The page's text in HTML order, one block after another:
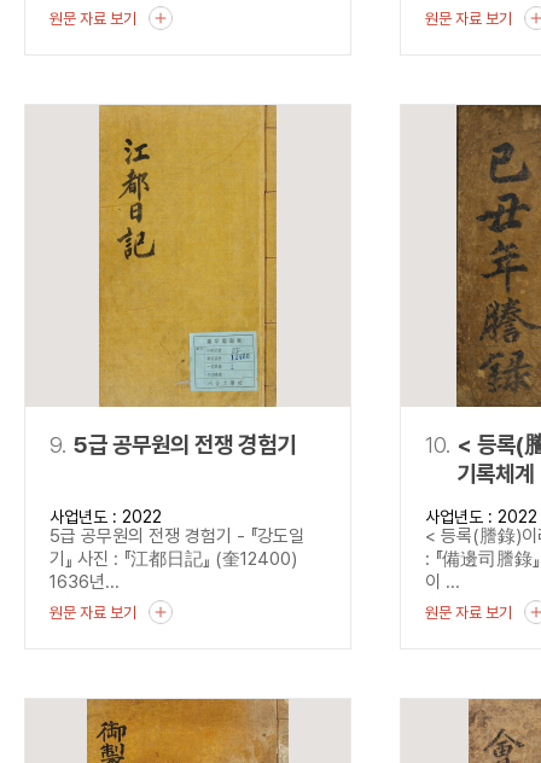
원문 자료 보기 원문 자료 보기
9. 5급 공무원의 전쟁 경험기
사업년도 : 2022
5급 공무원의 전쟁 경험기 - 『강도일
기』 사진 : 『江都日記』 (奎12400)
1636년...
원문 자료 보기
10. < 등록(
기록체
사업년도 : 2022
< 등록(謄錄)이
: 『備邊司謄錄
이 ...
원문 자료 보기